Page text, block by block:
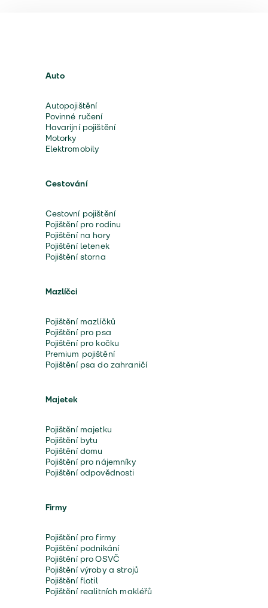
Auto
Autopojištění
Povinné ručení
Havarijní pojištění
Motorky
Elektromobily
Cestování
Cestovní pojištění
Pojištění pro rodinu
Pojištění na hory
Pojištění letenek
Pojištění storna
Mazlíčci
Pojištění mazlíčků
Pojištění pro psa
Pojištění pro kočku
Premium pojištění
Pojištění psa do zahraničí
Majetek
Pojištění majetku
Pojištění bytu
Pojištění domu
Pojištění pro nájemníky
Pojištění odpovědnosti
Firmy
Pojištění pro firmy
Pojištění podnikání
Pojištění pro OSVČ
Pojištění výroby a strojů
Pojištění flotil
Pojištění realitních makléřů